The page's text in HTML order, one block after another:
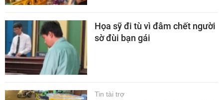
Họa sỹ đi tù vì đâm chết người
sờ đùi bạn gái
Tin tài trợ